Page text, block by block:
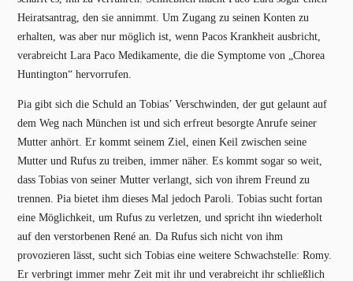
Heiratsantrag, den sie annimmt. Um Zugang zu seinen Konten zu
erhalten, was aber nur möglich ist, wenn Pacos Krankheit ausbricht,
verabreicht Lara Paco Medikamente, die die Symptome von „Chorea
Huntington“ hervorrufen.
Pia gibt sich die Schuld an Tobias’ Verschwinden, der gut gelaunt auf
dem Weg nach München ist und sich erfreut besorgte Anrufe seiner
Mutter anhört. Er kommt seinem Ziel, einen Keil zwischen seine
Mutter und Rufus zu treiben, immer näher. Es kommt sogar so weit,
dass Tobias von seiner Mutter verlangt, sich von ihrem Freund zu
trennen. Pia bietet ihm dieses Mal jedoch Paroli. Tobias sucht fortan
eine Möglichkeit, um Rufus zu verletzen, und spricht ihn wiederholt
auf den verstorbenen René an. Da Rufus sich nicht von ihm
provozieren lässt, sucht sich Tobias eine weitere Schwachstelle: Romy.
Er verbringt immer mehr Zeit mit ihr und verabreicht ihr schließlich